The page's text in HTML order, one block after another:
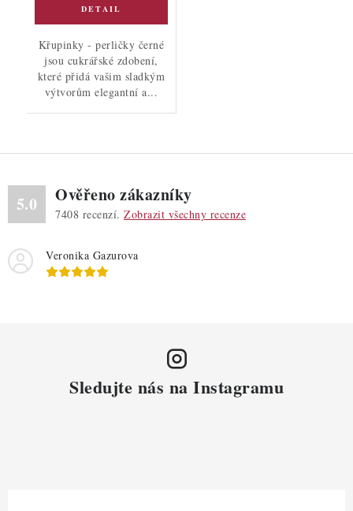
Křupinky - perličky černé
jsou cukrářské zdobení,
které přidá vašim sladkým
výtvorům elegantní a...
5.0 Ověřeno zákazníky
7408 recenzí. Zobrazit všechny recenze
Veronika Gazurova
Sledujte nás na Instagramu